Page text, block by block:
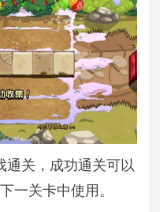
通关，成功通关可以
一关卡中使用。